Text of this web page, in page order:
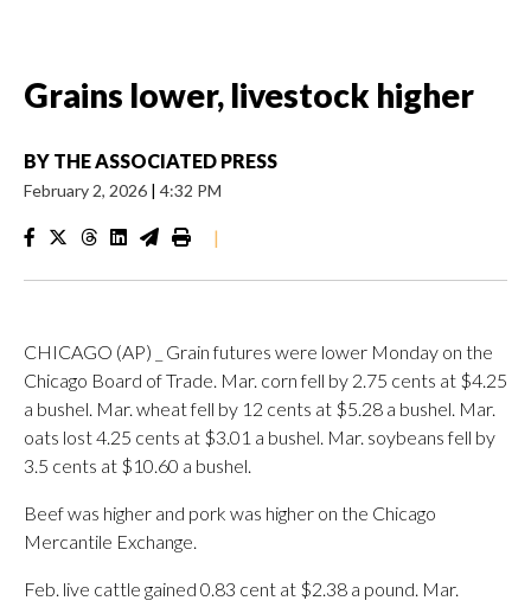
Grains lower, livestock higher
BY THE ASSOCIATED PRESS
February 2, 2026 | 4:32 PM
|
CHICAGO (AP) _ Grain futures were lower Monday on the
Chicago Board of Trade. Mar. corn fell by 2.75 cents at $4.25
a bushel. Mar. wheat fell by 12 cents at $5.28 a bushel. Mar.
oats lost 4.25 cents at $3.01 a bushel. Mar. soybeans fell by
3.5 cents at $10.60 a bushel.
Beef was higher and pork was higher on the Chicago
Mercantile Exchange.
Feb. live cattle gained 0.83 cent at $2.38 a pound. Mar.